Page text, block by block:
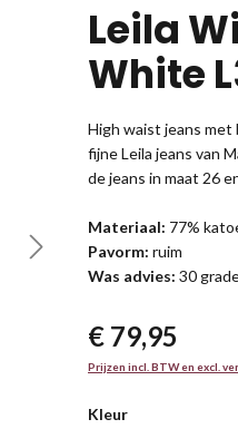
Leila
White
High waist jeans met
fijne Leila jeans van
de jeans in maat 26
Materiaal: 77%
Pavorm: ruim
Was advies: 30
€ 79,95
Prijzen incl. BTW en excl.
Kleur